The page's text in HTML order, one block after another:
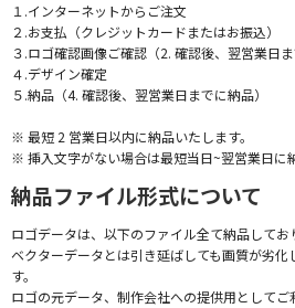
１.インターネットからご注文
２.お支払（クレジットカードまたはお振込）
３.ロゴ確認画像ご確認（2. 確認後、翌営業日ま
４.デザイン確定
５.納品（4. 確認後、翌営業日までに納品）
※ 最短 2 営業日以内に納品いたします。
※ 挿入文字がない場合は最短当日~翌営業日に
納品ファイル形式について
ロゴデータは、以下のファイル全て納品してお
ベクターデータとは引き延ばしても画質が劣
す。
ロゴの元データ、制作会社への提供用としてご